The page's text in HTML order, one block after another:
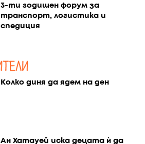
3-ти годишен форум за
транспорт, логистика и
спедиция
Колко диня да ядем на ден
Ан Хатауей иска децата ѝ да